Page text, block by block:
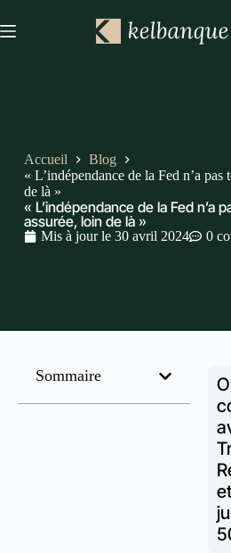
Accueil
Blog
« L’indépendance de la Fed n’a pas
de là »
« L’indépendance de la Fed n’a
assurée, loin de là »
Mis à jour le 30 avril 2024 0
Sommaire